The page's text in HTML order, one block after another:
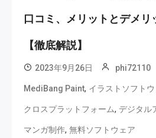
口コミ、メリットとデメリ
【徹底解説】
2023年9月26日 phi72110
MediBang Paint, イラストソフト
クロスプラットフォーム, デジタル
マンガ制作, 無料ソフトウェア